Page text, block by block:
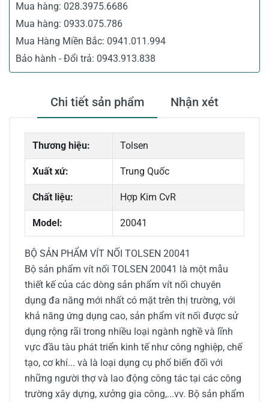
Mua hàng: 028.3975.6686
Mua hàng: 0933.075.786
Mua Hàng Miền Bắc: 0941.011.994
Bảo hành - Đổi trả: 0943.913.838
Chi tiết sản phẩm Nhận xét
Thương hiệu: Tolsen
Xuất xứ: Trung Quốc
Chất liệu: Hợp Kim CvR
Model: 20041
BỘ SẢN PHẨM VÍT NỐI TOLSEN 20041
Bộ sản phẩm vít nối TOLSEN 20041 là một mẫu
thiết kế của các dòng sản phẩm vít nối chuyên
dụng đa năng mới nhất có mặt trên thị trường, với
khả năng ứng dụng cao, sản phẩm vít nối được sử
dụng rộng rãi trong nhiều loại ngành nghề và lĩnh
vực đầu tàu phát triển kinh tế như công nghiệp, chế
tạo, cơ khí... và là loại dụng cụ phố biến đối với
những người thợ và lao động công tác tại các công
trường xây dựng, xưởng gia công,...vv. Bộ sản phẩm